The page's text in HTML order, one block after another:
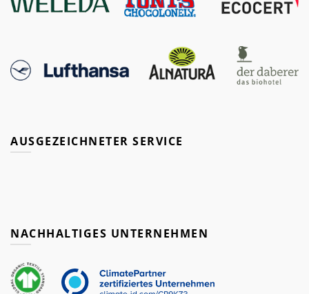
AUSGEZEICHNETER SERVICE
NACHHALTIGES UNTERNEHMEN